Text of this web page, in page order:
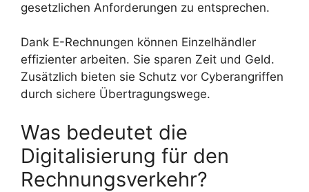
gesetzlichen Anforderungen zu entsprechen.
Dank E-Rechnungen können Einzelhändler
effizienter arbeiten. Sie sparen Zeit und Geld.
Zusätzlich bieten sie Schutz vor Cyberangriffen
durch sichere Übertragungswege.
Was bedeutet die
Digitalisierung für den
Rechnungsverkehr?